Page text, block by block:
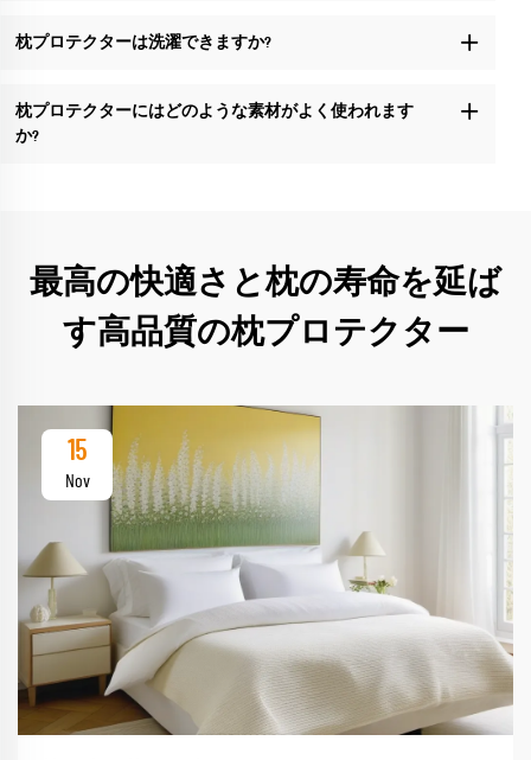
枕プロテクターは洗濯できますか?
枕プロテクターにはどのような素材がよく使われます
か?
最高の快適さと枕の寿命を延ば
す高品質の枕プロテクター
15
Nov